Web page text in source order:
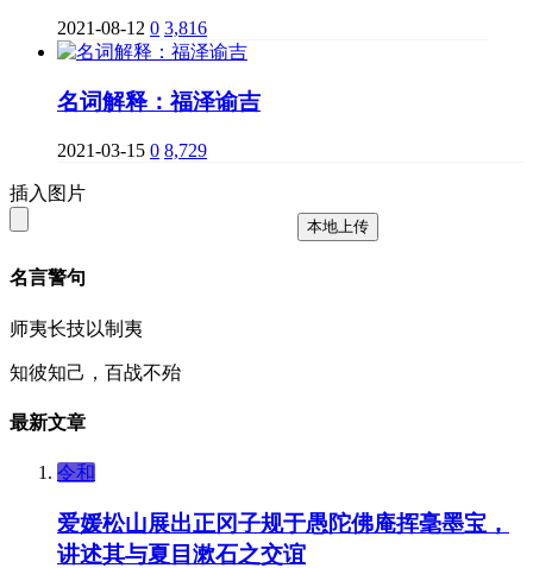
2021-08-12 0 3,816
名词解释：福泽谕吉
2021-03-15 0 8,729
插入图片
本地上传
名言警句
师夷长技以制夷
知彼知己，百战不殆
最新文章
令和
爱媛松山展出正冈子规于愚陀佛庵挥毫墨宝，
讲述其与夏目漱石之交谊